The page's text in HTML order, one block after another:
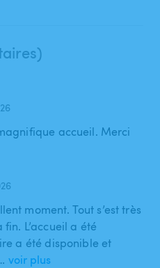
accueil. Merci
moment. Tout s’est très
L’accueil a été
a été disponible et
voir plus